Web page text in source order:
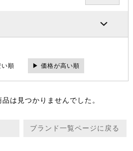
順 ▶ 価格が高い順
は見つかりませんでした。
ブランド一覧ページに戻る